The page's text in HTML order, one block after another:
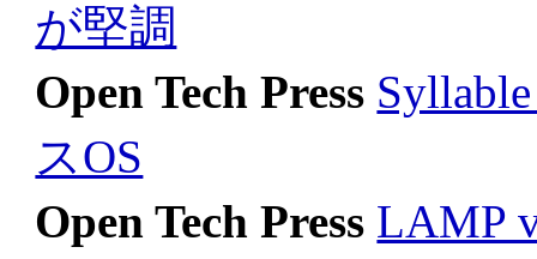
が堅調
Open Tech Press
スOS
Open Tech Press LAMP